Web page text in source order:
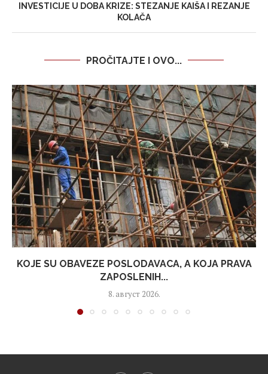
INVESTICIJE U DOBA KRIZE: STEZANJE KAIŠA I REZANJE
KOLAČA
PROČITAJTE I OVO...
KOJE SU OBAVEZE POSLODAVACA, A KOJA PRAVA
ZAPOSLENIH...
8. август 2026.